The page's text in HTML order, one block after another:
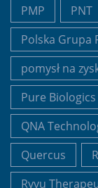
PMP
PNT
Polska Grupa
pomysł na
Pure Biologics
QNA
Quercus
Ryvu